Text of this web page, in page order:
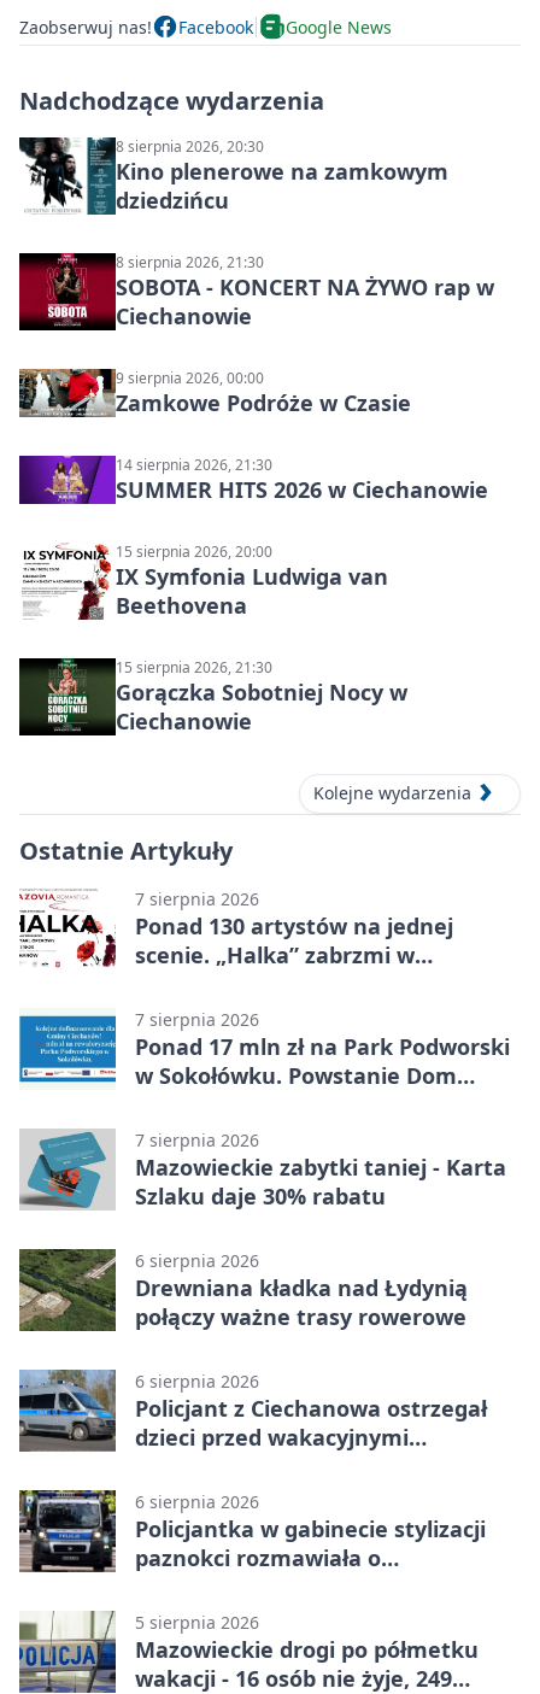
Zaobserwuj nas! Facebook Google News
Nadchodzące wydarzenia
8 sierpnia 2026, 20:30
Kino plenerowe na zamkowym
dziedzińcu
8 sierpnia 2026, 21:30
SOBOTA - KONCERT NA ŻYWO rap w
Ciechanowie
9 sierpnia 2026, 00:00
Zamkowe Podróże w Czasie
14 sierpnia 2026, 21:30
SUMMER HITS 2026 w Ciechanowie
15 sierpnia 2026, 20:00
IX Symfonia Ludwiga van
Beethovena
15 sierpnia 2026, 21:30
Gorączka Sobotniej Nocy w
Ciechanowie
Kolejne wydarzenia
Ostatnie Artykuły
7 sierpnia 2026
Ponad 130 artystów na jednej
scenie. „Halka” zabrzmi w
7 sierpnia 2026
Ponad 17 mln zł na Park Podworski
w Sokołówku. Powstanie Dom
7 sierpnia 2026
Mazowieckie zabytki taniej - Karta
Szlaku daje 30% rabatu
6 sierpnia 2026
Drewniana kładka nad Łydynią
połączy ważne trasy rowerowe
6 sierpnia 2026
Policjant z Ciechanowa ostrzegał
dzieci przed wakacyjnymi
6 sierpnia 2026
Policjantka w gabinecie stylizacji
paznokci rozmawiała o
5 sierpnia 2026
Mazowieckie drogi po półmetku
wakacji - 16 osób nie żyje, 249